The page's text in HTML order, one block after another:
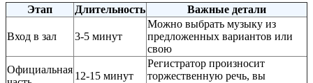
Этап Длительность Важные детали
Вход в зал 3-5 минут
Можно выбрать музыку из
предложенных вариантов или
свою
Официальная
12-15 минут
Регистратор произносит
торжественную речь, вы